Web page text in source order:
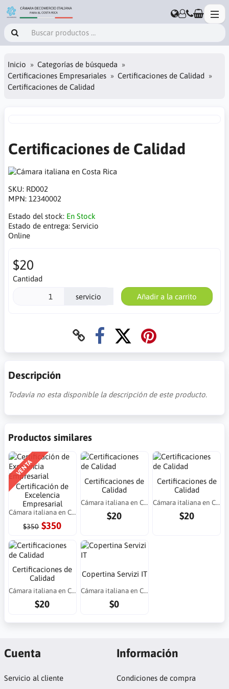
Inicio
Categorías de búsqueda
Certificaciones Empresariales
Certificaciones de Calidad
Certificaciones de Calidad
Certificaciones de Calidad
SKU: RD002
MPN: 12340002
Estado del stock: En Stock
Estado de entrega: Servicio
Online
$20
Cantidad
servicio Añadir a la carrito
Descripción
Todavía no esta disponible la descripción de este producto.
Productos similares
VENTA
Certificación de
Excelencia
Empresarial
Cámara italiana en Costa Rica
$350 $350
Certificaciones de
Calidad
Cámara italiana en Costa Rica
$20
Certificaciones de
Calidad
Cámara italiana en Costa Rica
$20
Certificaciones de
Calidad
Cámara italiana en Costa Rica
$20
Copertina Servizi IT
Cámara italiana en Costa Rica
$0
Cuenta
Servicio al cliente
Información
Condiciones de compra